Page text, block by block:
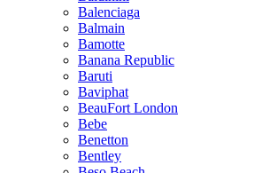
Balenciaga
Balmain
Bamotte
Banana Republic
Baruti
Baviphat
BeauFort London
Bebe
Benetton
Bentley